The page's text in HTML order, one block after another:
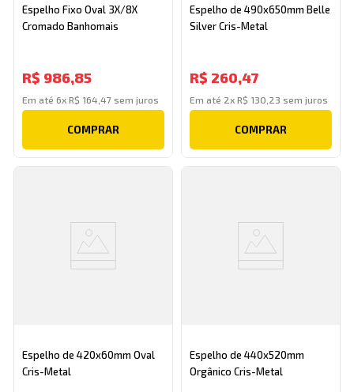
Espelho Fixo Oval 3X/8X
Cromado Banhomais
R$ 986,85
Em até6xR$ 164 ,47 sem juros
COMPRAR
Espelho de 490x650mm Belle
Silver Cris-Metal
R$ 260,47
Em até 2x R$ 130 23 sem juros
COMPRAR
Espelho de 420x60mm Oval
Cris-Metal
Espelho de 440x520mm
Orgânico Cris-Metal